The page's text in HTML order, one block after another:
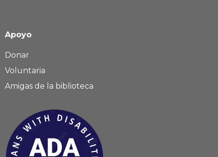
Apoyo
Donar
Voluntaria
Amigas de la biblioteca